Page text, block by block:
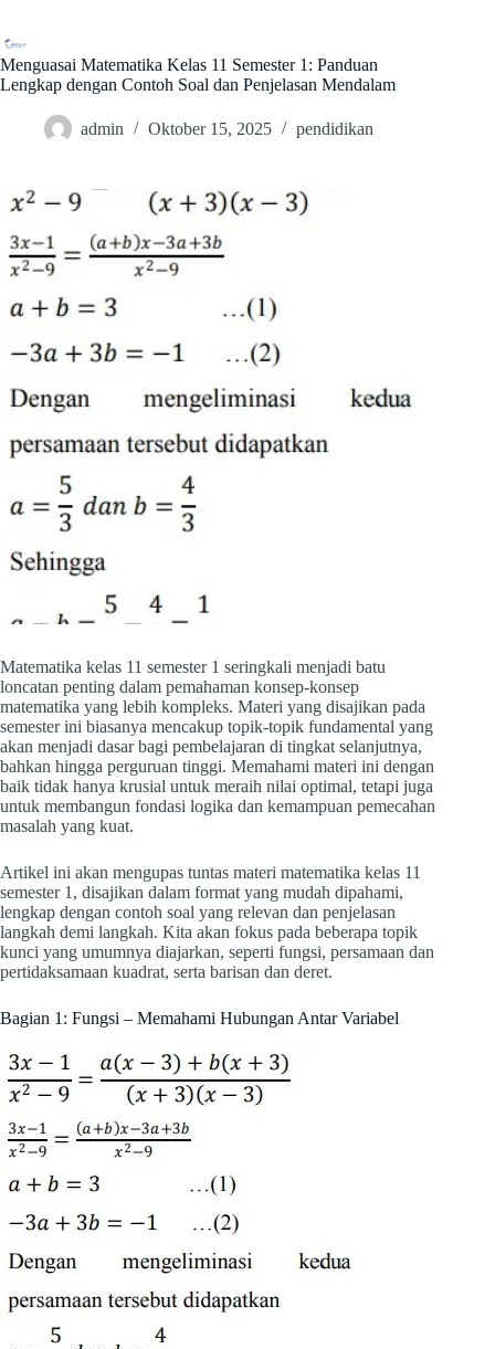
content
Menguasai Matematika Kelas 11 Semester 1: Panduan
Lengkap dengan Contoh Soal dan Penjelasan Mendalam
admin Oktober 15, 2025 pendidikan
Matematika kelas 11 semester 1 seringkali menjadi batu
loncatan penting dalam pemahaman konsep-konsep
matematika yang lebih kompleks. Materi yang disajikan pada
semester ini biasanya mencakup topik-topik fundamental yang
akan menjadi dasar bagi pembelajaran di tingkat selanjutnya,
bahkan hingga perguruan tinggi. Memahami materi ini dengan
baik tidak hanya krusial untuk meraih nilai optimal, tetapi juga
untuk membangun fondasi logika dan kemampuan pemecahan
masalah yang kuat.
Artikel ini akan mengupas tuntas materi matematika kelas 11
semester 1, disajikan dalam format yang mudah dipahami,
lengkap dengan contoh soal yang relevan dan penjelasan
langkah demi langkah. Kita akan fokus pada beberapa topik
kunci yang umumnya diajarkan, seperti fungsi, persamaan dan
pertidaksamaan kuadrat, serta barisan dan deret.
Bagian 1: Fungsi – Memahami Hubungan Antar Variabel